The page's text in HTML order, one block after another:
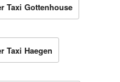
Taxi Gottenhouse
Taxi Haegen